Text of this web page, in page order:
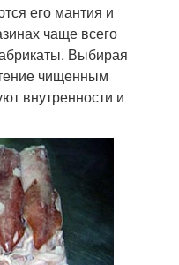
его мантия и
чаще всего
Выбирая
чищенным
внутренности и